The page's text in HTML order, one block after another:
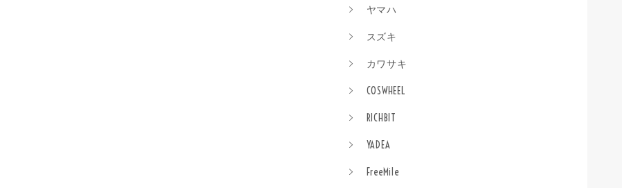
ヤマハ
スズキ
カワサキ
COSWHEEL
RICHBIT
YADEA
FreeMile